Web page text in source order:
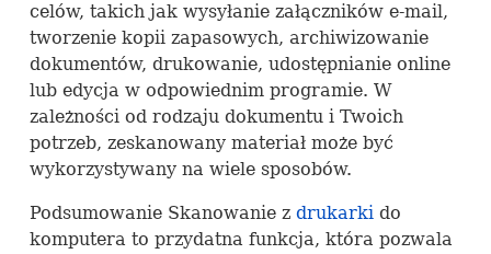
celów, takich jak wysyłanie załączników e-mail,
tworzenie kopii zapasowych, archiwizowanie
dokumentów, drukowanie, udostępnianie online
lub edycja w odpowiednim programie. W
zależności od rodzaju dokumentu i Twoich
potrzeb, zeskanowany materiał może być
wykorzystywany na wiele sposobów.
Podsumowanie Skanowanie z drukarkido
komputera to przydatna funkcja, która pozwala